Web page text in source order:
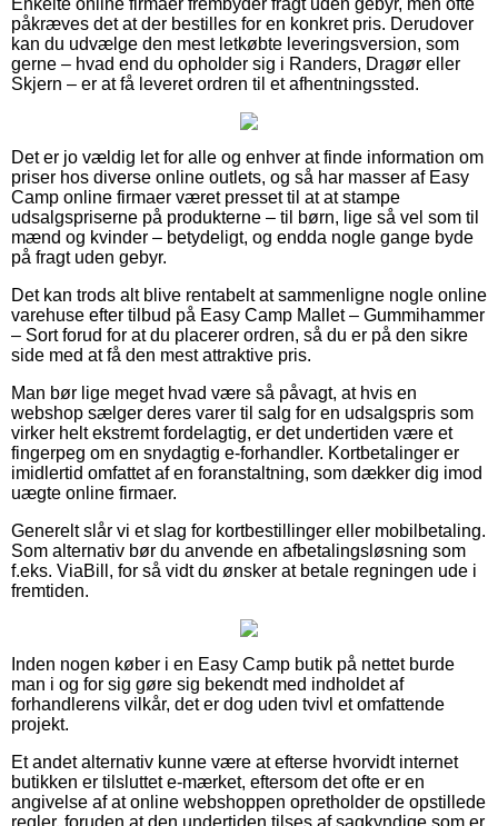
påkræves det at der bestilles for en konkret pris. Derudover
kan du udvælge den mest letkøbte leveringsversion, som
gerne – hvad end du opholder sig i Randers, Dragør eller
Skjern – er at få leveret ordren til et afhentningssted.
Det er jo vældig let for alle og enhver at finde information om
priser hos diverse online outlets, og så har masser af Easy
Camp online firmaer været presset til at at stampe
udsalgspriserne på produkterne – til børn, lige så vel som til
mænd og kvinder – betydeligt, og endda nogle gange byde
på fragt uden gebyr.
Det kan trods alt blive rentabelt at sammenligne nogle online
varehuse efter tilbud på Easy Camp Mallet – Gummihammer
– Sort forud for at du placerer ordren, så du er på den sikre
side med at få den mest attraktive pris.
Man bør lige meget hvad være så påvagt, at hvis en
webshop sælger deres varer til salg for en udsalgspris som
virker helt ekstremt fordelagtig, er det undertiden være et
fingerpeg om en snydagtig e-forhandler. Kortbetalinger er
imidlertid omfattet af en foranstaltning, som dækker dig imod
uægte online firmaer.
Generelt slår vi et slag for kortbestillinger eller mobilbetaling.
Som alternativ bør du anvende en afbetalingsløsning som
f.eks. ViaBill, for så vidt du ønsker at betale regningen ude i
fremtiden.
Inden nogen køber i en Easy Camp butik på nettet burde
man i og for sig gøre sig bekendt med indholdet af
forhandlerens vilkår, det er dog uden tvivl et omfattende
projekt.
Et andet alternativ kunne være at efterse hvorvidt internet
butikken er tilsluttet e-mærket, eftersom det ofte er en
angivelse af at online webshoppen opretholder de opstillede
regler, foruden at den undertiden tilses af sagkyndige som er